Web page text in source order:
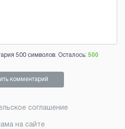
500 символов. Осталось: 500
комментарий
соглашение
на сайте